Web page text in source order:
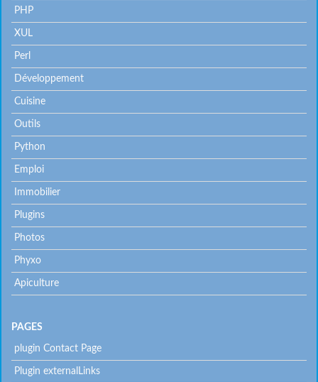
PHP
XUL
Perl
Développement
Cuisine
Outils
Python
Emploi
Immobilier
Plugins
Photos
Phyxo
Apiculture
PAGES
plugin Contact Page
Plugin externalLinks